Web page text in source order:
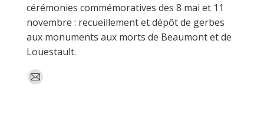
cérémonies commémoratives des 8 mai et 11
novembre : recueillement et dépôt de gerbes
aux monuments aux morts de Beaumont et de
Louestault.
E-